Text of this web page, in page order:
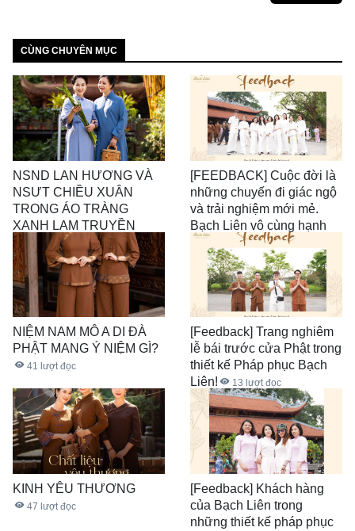
CÙNG CHUYÊN MỤC
NSND LAN HƯƠNG VÀ
NSƯT CHIỀU XUÂN
TRONG ÁO TRÀNG
XANH LAM TRUYỀN
THỐNG
lượt đọc
[FEEDBACK] Cuộc đời là
những chuyến đi giác ngộ
và trải nghiệm mới mẻ.
Bạch Liên vô cùng hạnh
phúc khi được đồng hành
cùng khách hàng trong con
đường tu tập hạnh phúc.
32lượt đọc
NIỆM NAM MÔ A DI ĐÀ
PHẬT MANG Ý NIỆM GÌ?
41 lượt đọc
[Feedback] Trang nghiêm
lễ bái trước cửa Phật trong
thiết kế Pháp phục Bạch
Liên!
13 lượt đọc
KINH YÊU THƯƠNG
47 lượt đọc
[Feedback] Khách hàng
của Bạch Liên trong
những thiết kế pháp phục